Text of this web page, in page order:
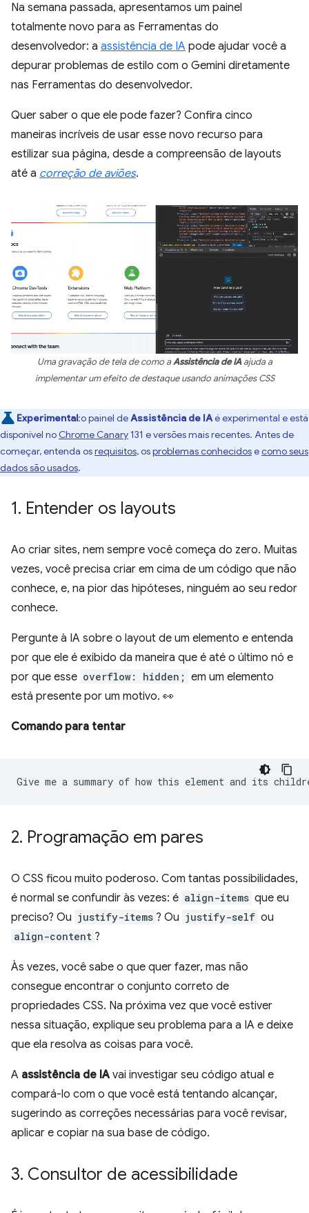
Na semana passada, apresentamos um painel
totalmente novo para as Ferramentas do
desenvolvedor: a assistência de IA pode ajudar você a
depurar problemas de estilo com o Gemini diretamente
nas Ferramentas do desenvolvedor.
Quer saber o que ele pode fazer? Confira cinco
maneiras incríveis de usar esse novo recurso para
estilizar sua página, desde a compreensão de layouts
até a correção de aviões.
Uma gravação de tela de como aAssistência de IAajuda a
implementar um efeito de destaque usando animações CSS
Experimental:o painel deAssistência de IAé experimental e está
disponível no Chrome Canary131 e versões mais recentes. Antes de
começar, entenda osrequisitos, osproblemas conhecidosecomo seus
dados são usados.
1. Entender os layouts
Ao criar sites, nem sempre você começa do zero. Muitas
vezes, você precisa criar em cima de um código que não
conhece, e, na pior das hipóteses, ninguém ao seu redor
conhece.
Pergunte à IA sobre o layout de um elemento e entenda
por que ele é exibido da maneira que é até o último nó e
por que esse overflow: hidden; em um elemento
está presente por um motivo. 👀
Comando para tentar
2. Programação em pares
O CSS ficou muito poderoso. Com tantas possibilidades,
é normal se confundir às vezes: é align-items que eu
preciso? Ou justify-items ? Ou justify-self ou
align-content ?
Às vezes, você sabe o que quer fazer, mas não
consegue encontrar o conjunto correto de
propriedades CSS. Na próxima vez que você estiver
nessa situação, explique seu problema para a IA e deixe
que ela resolva as coisas para você.
A assistência de IA vai investigar seu código atual e
compará-lo com o que você está tentando alcançar,
sugerindo as correções necessárias para você revisar,
aplicar e copiar na sua base de código.
3. Consultor de acessibilidade